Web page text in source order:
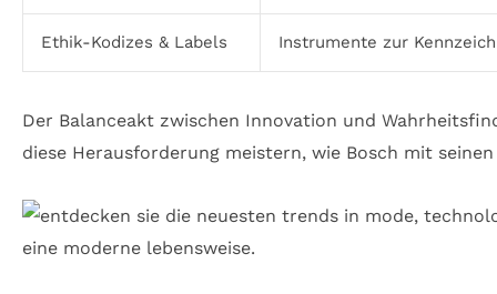
Ethik-Kodizes & Labels Instrumente zur
Der Balanceakt zwischen Innovation und
diese Herausforderung meistern, wie Bosch mit